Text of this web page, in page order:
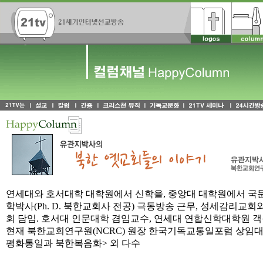
연세대와 호서대학 대학원에서 신학을, 중앙대 대학원에서 국
학박사(Ph. D. 북한교회사 전공) 극동방송 근무, 성세감리교회
회 담임. 호서대 인문대학 겸임교수, 연세대 연합신학대학원
현재 북한교회연구원(NCRC) 원장 한국기독교통일포럼 상임
평화통일과 북한복음화> 외 다수